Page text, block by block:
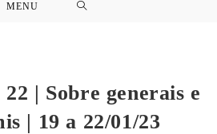
MENU
| Sobre generais e
| 19 a 22/01/23